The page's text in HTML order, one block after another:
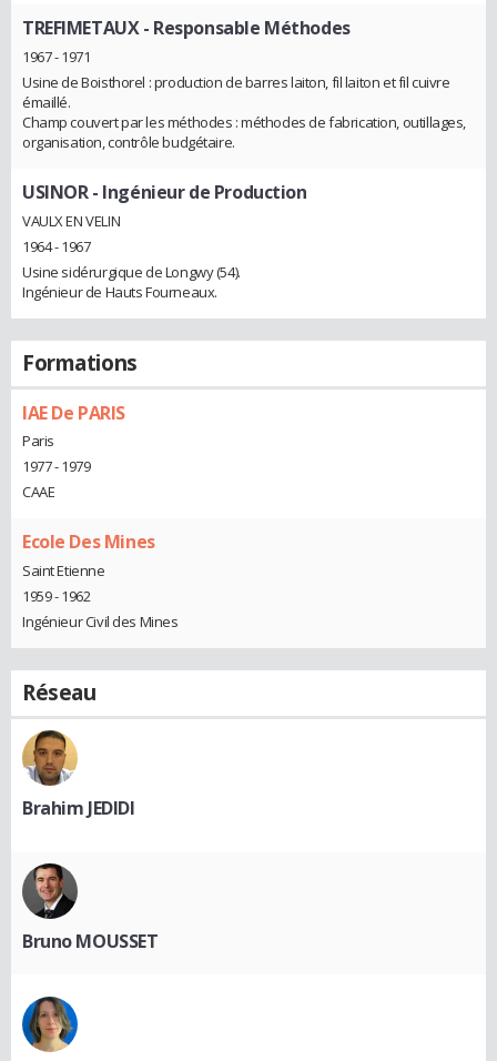
TREFIMETAUX- Responsable Méthodes
1967 - 1971
Usine de Boisthorel : production de barres laiton, fil laiton et fil cuivre
émaillé.
Champ couvert par les méthodes : méthodes de fabrication, outillages,
organisation, contrôle budgétaire.
USINOR- Ingénieur de Production
VAULX EN VELIN
1964 - 1967
Usine sidérurgique de Longwy (54).
Ingénieur de Hauts Fourneaux.
Formations
IAE De PARIS
Paris
1977 - 1979
CAAE
Ecole Des Mines
Saint Etienne
1959 - 1962
Ingénieur Civil des Mines
Réseau
Brahim JEDIDI
Bruno MOUSSET